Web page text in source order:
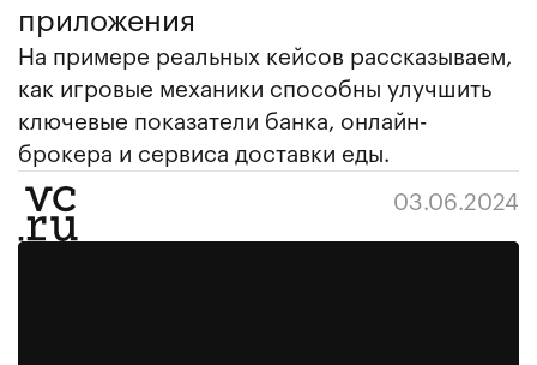
приложения
На примере реальных кейсов рассказываем,
как игровые механики способны улучшить
ключевые показатели банка, онлайн-
брокера и сервиса доставки еды.
03.06.2024